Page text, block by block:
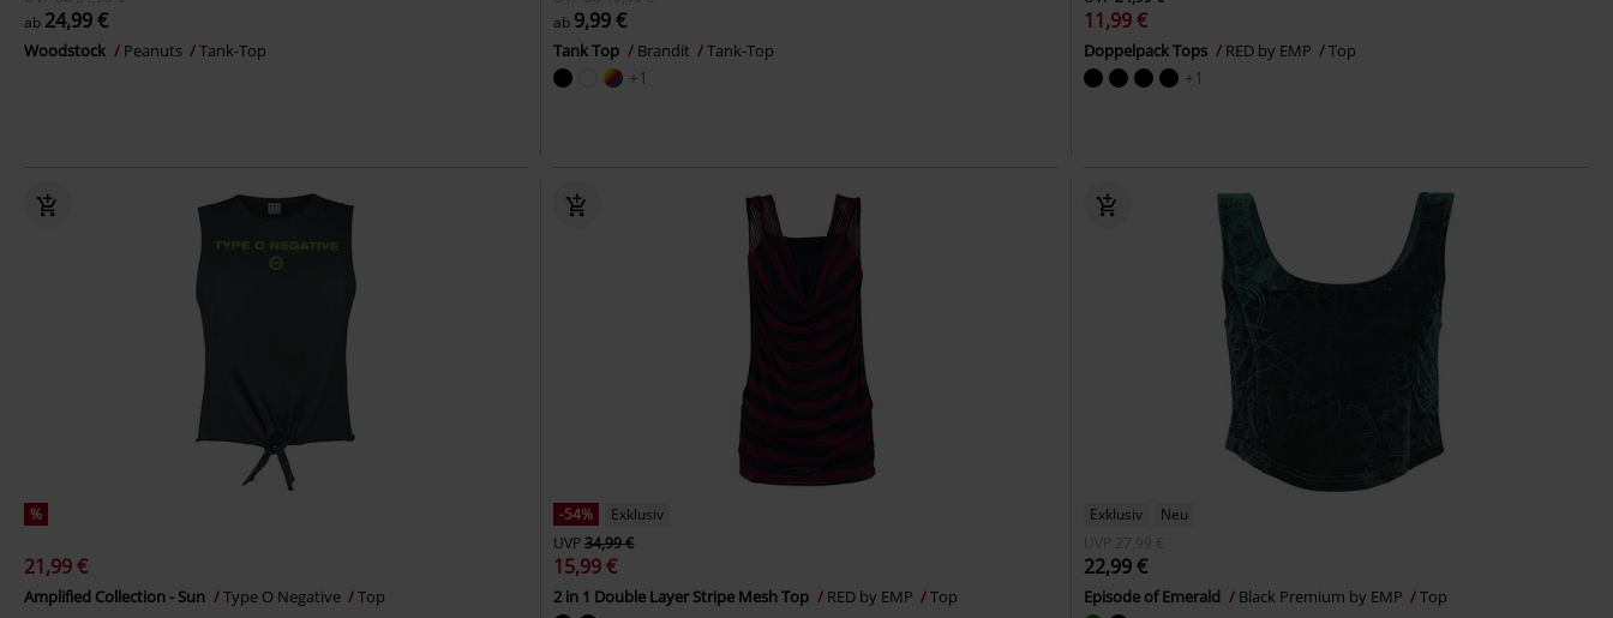
ab 24,99 €
Woodstock Peanuts Tank-Top
ab 9,99 €
Tank Top Brandit Tank-Top
+1
11,99 €
Doppelpack Tops RED by EMP Top
+1
%
21,99 €
Amplified Collection - Sun Type O Negative Top
-54%
Exklusiv
UVP34,99 €
15,99 €
2 in 1 Double Layer Stripe Mesh Top RED by EMP Top
Exklusiv
Neu
UVP
27,99 €
22,99 €
Episode of Emerald Black Premium by EMP Top